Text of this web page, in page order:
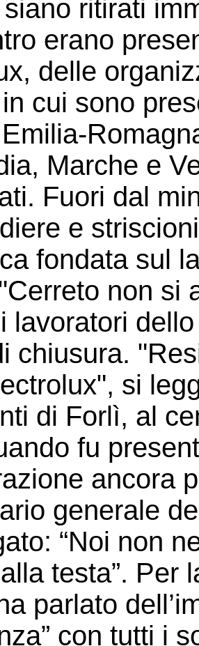
ritirati
erano
delle
cui sono
Marche e
Fuori dal
e
fondata sul
non si
lavoratori
chiusura.
si
di Forlì, al
fu
ancora
generale
“Noi non
testa”. Per
parlato
con tutti i